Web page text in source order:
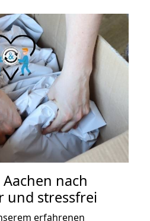
Aachen nach
und stressfrei
erfahrenen